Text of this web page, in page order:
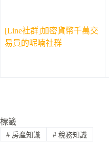
[Line社群]加密貨幣千萬交
易員的呢喃社群
標籤
#房產知識 #稅務知識